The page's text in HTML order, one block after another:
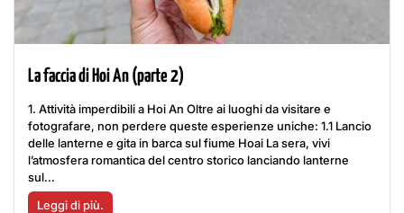
La faccia di Hoi An (parte 2)
1. Attività imperdibili a Hoi An Oltre ai luoghi da visitare e
fotografare, non perdere queste esperienze uniche: 1.1 Lancio
delle lanterne e gita in barca sul fiume Hoai La sera, vivi
l’atmosfera romantica del centro storico lanciando lanterne
sul...
Leggi di più.